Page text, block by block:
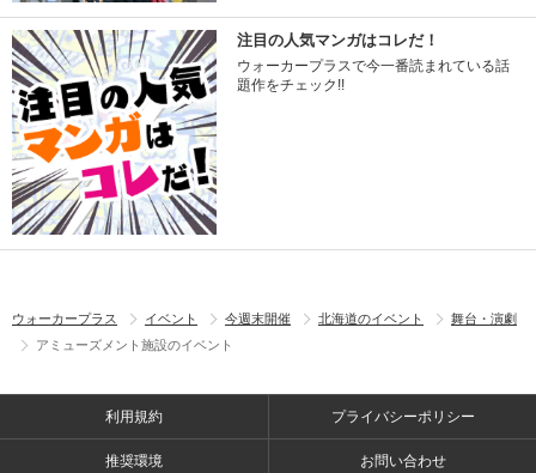
注目の人気マンガはコレだ！
ウォーカープラスで今一番読まれている話
題作をチェック!!
ウォーカープラス イベント 今週末開催 北海道のイベント
舞台・演劇
アミューズメント施設のイベント
利用規約 プライバシーポリシー
推奨環境 お問い合わせ